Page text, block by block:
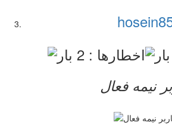
نيمه فعال